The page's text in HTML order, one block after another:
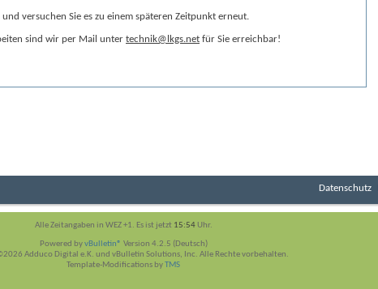
und versuchen Sie es zu einem späteren Zeitpunkt erneut.
sind wir per Mail unter technik@lkgs.net für Sie erreichbar!
Datenschutz
Alle Zeitangaben in WEZ +1. Es ist jetzt 15:54Uhr.
Powered byvBulletin® Version 4.2.5 (Deutsch)
Adduco Digital e.K. und vBulletin Solutions, Inc. Alle Rechte vorbehalten.
Template-Modifications byTMS